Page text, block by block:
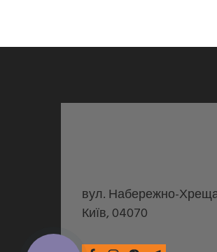
вул. Набережно-
Київ, 04070